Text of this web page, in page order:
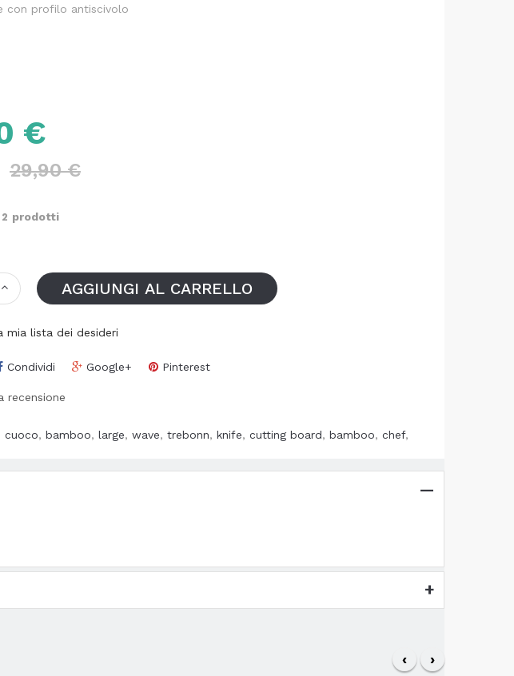
con profilo antiscivolo
€
29,90 €
prodotti
AGGIUNGI AL CARRELLO
mia lista dei desideri
Condividi Google+ Pinterest
recensione
cuoco, bamboo, large, wave, trebonn, knife, cutting board, bamboo, chef,
‹ ›